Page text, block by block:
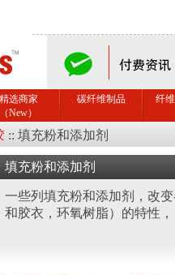
精选商家
（New）
碳纤维制品 纤
:: 填充粉和添加剂
填充粉和添加剂
一些列填充粉和添加剂，改
和胶衣，环氧树脂）的特性，